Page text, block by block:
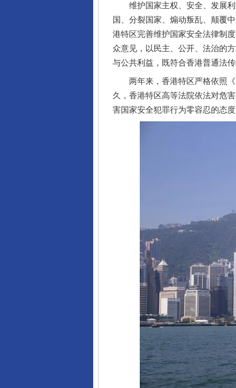
维护国家主权、安全、发展利
国、分裂国家、煽动叛乱、颠覆
港特区完善维护国家安全法律制
众意见，以民主、公开、法治的
与公共利益，既符合香港普通法
两年来，香港特区严格依照《
久，香港特区高等法院依法对危
害国家安全犯罪行为零容忍的态
完善运行机制助力责任有效落实